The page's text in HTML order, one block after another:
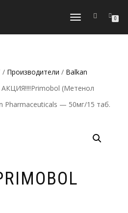
ПЕРЕКЛЮЧИТЬ
0
/ Производители / Balkan
(Метенол
Pharmaceuticals — 50мг/15 таб.